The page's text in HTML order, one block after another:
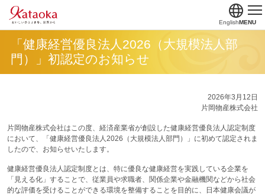
EnglishMENU
「健康経営優良法人2026（大規模法人部
門）」初認定のお知らせ
2026年3月12日
片岡物産株式会社
片岡物産株式会社はこの度、経済産業省が創設した健康経営優良法人認定制度
において、「健康経営優良法人2026（大規模法人部門）」に初めて認定されま
したので、お知らせいたします。
健康経営優良法人認定制度とは、特に優良な健康経営を実践している企業を
「見える化」することで、従業員や求職者、関係企業や金融機関などから社会
的な評価を受けることができる環境を整備することを目的に、日本健康会議が